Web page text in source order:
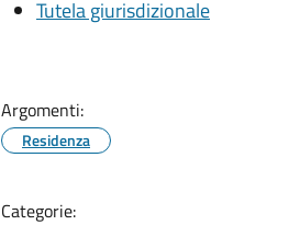
Tutela giurisdizionale
Argomenti:
Residenza
Categorie: